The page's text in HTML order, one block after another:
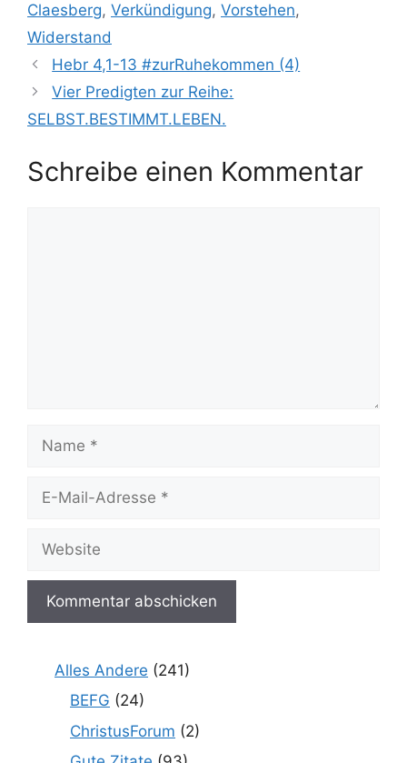
Claesberg, Verkündigung, Vorstehen,
Widerstand
Hebr 4,1-13 #zurRuhekommen (4)
Vier Predigten zur Reihe:
SELBST.BESTIMMT.LEBEN.
Schreibe einen Kommentar
Mail-
Alles Andere (241)
BEFG (24)
ChristusForum (2)